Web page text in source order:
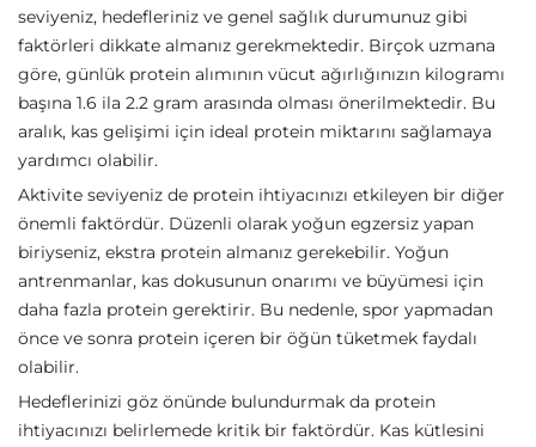
seviyeniz, hedefleriniz ve genel sağlık durumunuz gibi
faktörleri dikkate almanız gerekmektedir. Birçok uzmana
göre, günlük protein alımının vücut ağırlığınızın kilogramı
başına 1.6 ila 2.2 gram arasında olması önerilmektedir. Bu
aralık, kas gelişimi için ideal protein miktarını sağlamaya
yardımcı olabilir.
Aktivite seviyeniz de protein ihtiyacınızı etkileyen bir diğer
önemli faktördür. Düzenli olarak yoğun egzersiz yapan
biriyseniz, ekstra protein almanız gerekebilir. Yoğun
antrenmanlar, kas dokusunun onarımı ve büyümesi için
daha fazla protein gerektirir. Bu nedenle, spor yapmadan
önce ve sonra protein içeren bir öğün tüketmek faydalı
olabilir.
Hedeflerinizi göz önünde bulundurmak da protein
ihtiyacınızı belirlemede kritik bir faktördür. Kas kütlesini